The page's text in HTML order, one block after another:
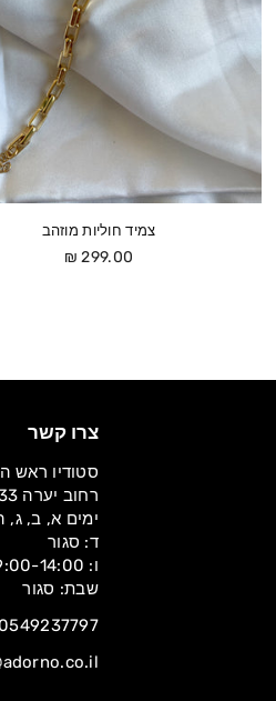
צמיד חוליות מוזהב
מחיר
299.00 ₪
צרו קשר
סטודיו ראש
רחוב יערה 33
ימים א, ב, ג, ה: 9:30-
ד: סגור
ו: 9:00-14:00
שבת: סגור